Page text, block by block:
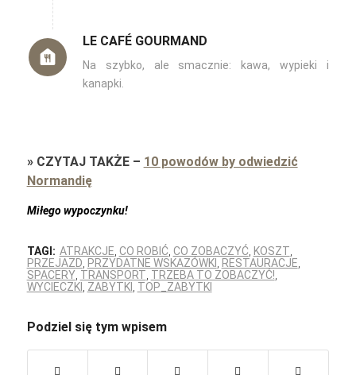
LE CAFÉ GOURMAND
Na szybko, ale smacznie: kawa, wypieki i
kanapki.
» CZYTAJ TAKŻE– 10 powodów by odwiedzić
Normandię
Miłego wypoczynku!
TAGI: ATRAKCJE CO ROBIĆ CO ZOBACZYĆ KOSZT
PRZEJAZD PRZYDATNE WSKAZÓWKI RESTAURACJE
SPACERY, TRANSPORT TRZEBA TO ZOBACZYĆ!
WYCIECZKI
ZABYTKI TOP_ZABYTKI
Podziel się tym wpisem